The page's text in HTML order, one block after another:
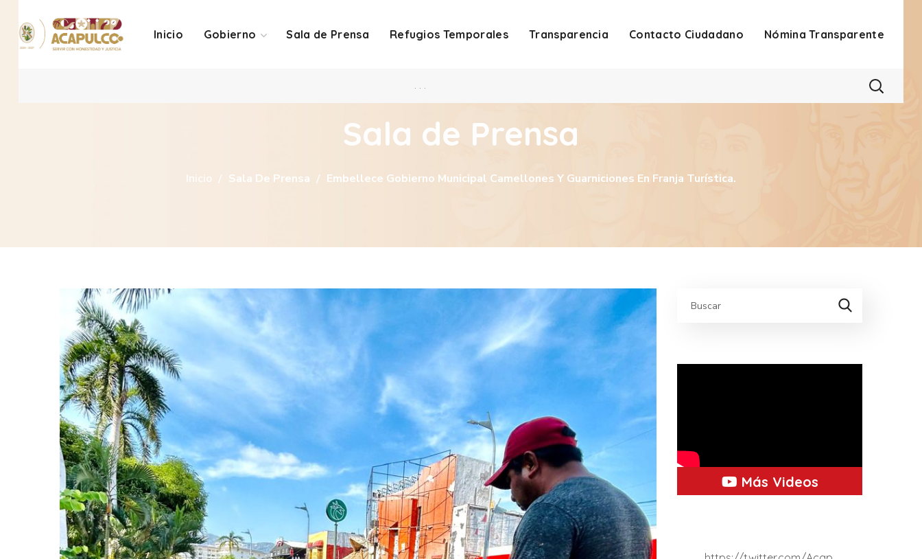
Inicio Gobierno Sala de Prensa Refugios Temporales Transparencia Contacto Ciudadano Nómina Transparente
. . .
Sala de Prensa
Inicio Sala De Prensa Embellece Gobierno Municipal Camellones Y Guarniciones En Franja Turística.
Más Videos